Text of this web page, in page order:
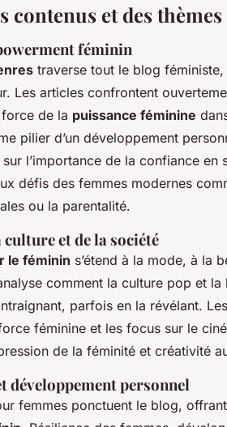
contenus et des
féminin
traverse tout le blog
Les articles confrontent
de la puissance féminine
pilier d’un développement
l’importance de la confiance en
défis des femmes modernes
ou la parentalité.
culture et de la société
le féminin s’étend à la mode, à la
comment la culture pop et la
parfois en la révélant.
féminine et les focus sur le
de la féminité et créativité
développement personnel
femmes ponctuent le blog,